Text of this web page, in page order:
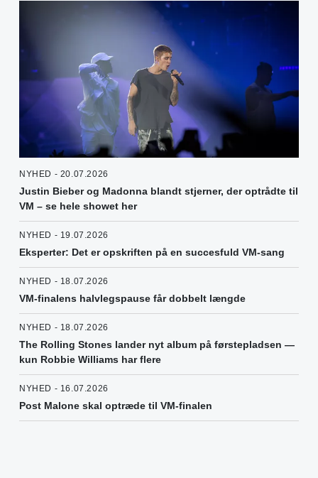
NYHED - 20.07.2026
Justin Bieber og Madonna blandt stjerner, der optrådte til
VM – se hele showet her
NYHED - 19.07.2026
Eksperter: Det er opskriften på en succesfuld VM-sang
NYHED - 18.07.2026
VM-finalens halvlegspause får dobbelt længde
NYHED - 18.07.2026
The Rolling Stones lander nyt album på førstepladsen —
kun Robbie Williams har flere
NYHED - 16.07.2026
Post Malone skal optræde til VM-finalen